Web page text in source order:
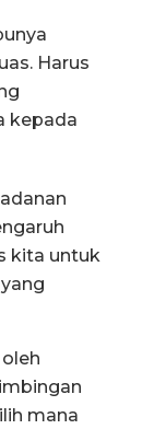
Harus
kepada
kita untuk
mana